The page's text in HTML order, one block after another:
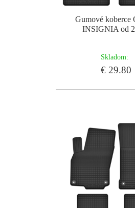
Gumové koberce
INSIGNIA od
Skladom:
€ 29.80